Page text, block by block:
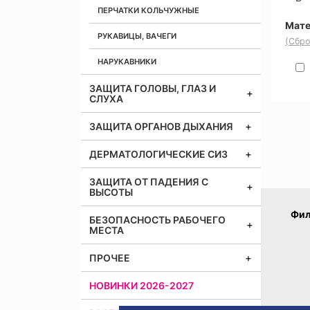
ПЕРЧАТКИ КОЛЬЧУЖНЫЕ
РУКАВИЦЫ, ВАЧЕГИ
НАРУКАВНИКИ
ЗАЩИТА ГОЛОВЫ, ГЛАЗ И
СЛУХА
ЗАЩИТА ОРГАНОВ ДЫХАНИЯ
ДЕРМАТОЛОГИЧЕСКИЕ СИЗ
ЗАЩИТА ОТ ПАДЕНИЯ С
ВЫСОТЫ
БЕЗОПАСНОСТЬ РАБОЧЕГО
МЕСТА
ПРОЧЕЕ
НОВИНКИ 2026-2027